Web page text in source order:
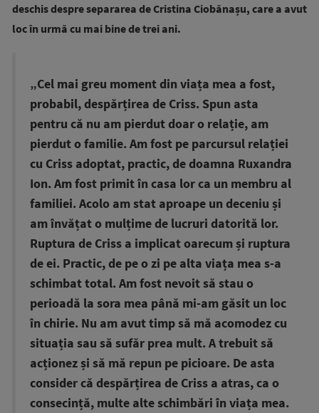
deschis despre separarea de Cristina Ciobănașu, care a avut
loc în urmă cu mai bine de trei ani.
„Cel mai greu moment din viața mea a fost,
probabil, despărțirea de Criss. Spun asta
pentru că nu am pierdut doar o relație, am
pierdut o familie. Am fost pe parcursul relației
cu Criss adoptat, practic, de doamna Ruxandra
Ion. Am fost primit în casa lor ca un membru al
familiei. Acolo am stat aproape un deceniu și
am învățat o mulțime de lucruri datorită lor.
Ruptura de Criss a implicat oarecum și ruptura
de ei. Practic, de pe o zi pe alta viața mea s-a
schimbat total. Am fost nevoit să stau o
perioadă la sora mea până mi-am găsit un loc
în chirie. Nu am avut timp să mă acomodez cu
situația sau să sufăr prea mult. A trebuit să
acționez și să mă repun pe picioare. De asta
consider că despărțirea de Criss a atras, ca o
consecință, multe alte schimbări în viața mea.